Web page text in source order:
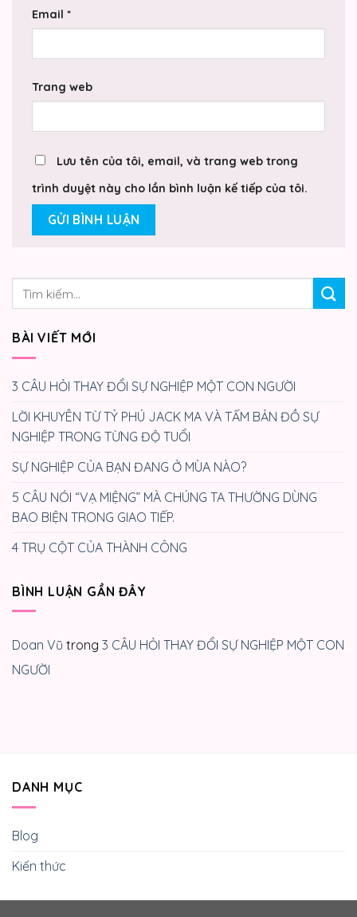
Email *
Trang web
Lưu tên của tôi, email, và trang web trong
trình duyệt này cho lần bình luận kế tiếp của tôi.
BÀI VIẾT MỚI
3 CÂU HỎI THAY ĐỔI SỰ NGHIỆP MỘT CON NGƯỜI
LỜI KHUYÊN TỪ TỶ PHÚ JACK MA VÀ TẤM BẢN ĐỒ SỰ
NGHIỆP TRONG TỪNG ĐỘ TUỔI
SỰ NGHIỆP CỦA BẠN ĐANG Ở MÙA NÀO?
5 CÂU NÓI “VẠ MIỆNG” MÀ CHÚNG TA THƯỜNG DÙNG
BAO BIỆN TRONG GIAO TIẾP.
4 TRỤ CỘT CỦA THÀNH CÔNG
BÌNH LUẬN GẦN ĐÂY
Doan Vũ trong 3 CÂU HỎI THAY ĐỔI SỰ NGHIỆP MỘT CON
NGƯỜI
DANH MỤC
Blog
Kiến thức